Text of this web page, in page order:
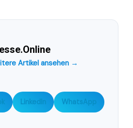
Artikel ansehen →
LinkedIn WhatsApp